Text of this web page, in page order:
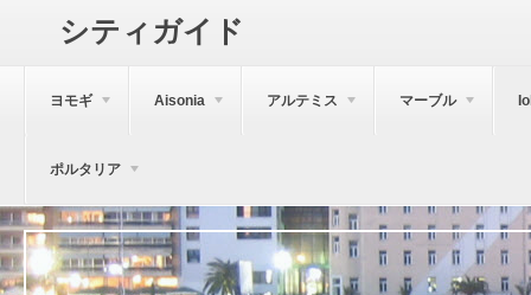
シティガイド
ヨモギ Aisonia アルテミス マーブル
ポルタリア